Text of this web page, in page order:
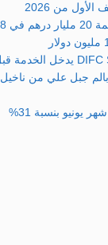
من 2026
جبل علي من ناخيل
بنسبة 31%